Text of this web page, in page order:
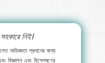
নিই।
অভিজ্ঞতা প্রদানের জন্য
বিজ্ঞাপন এবং বিশ্লেষণের